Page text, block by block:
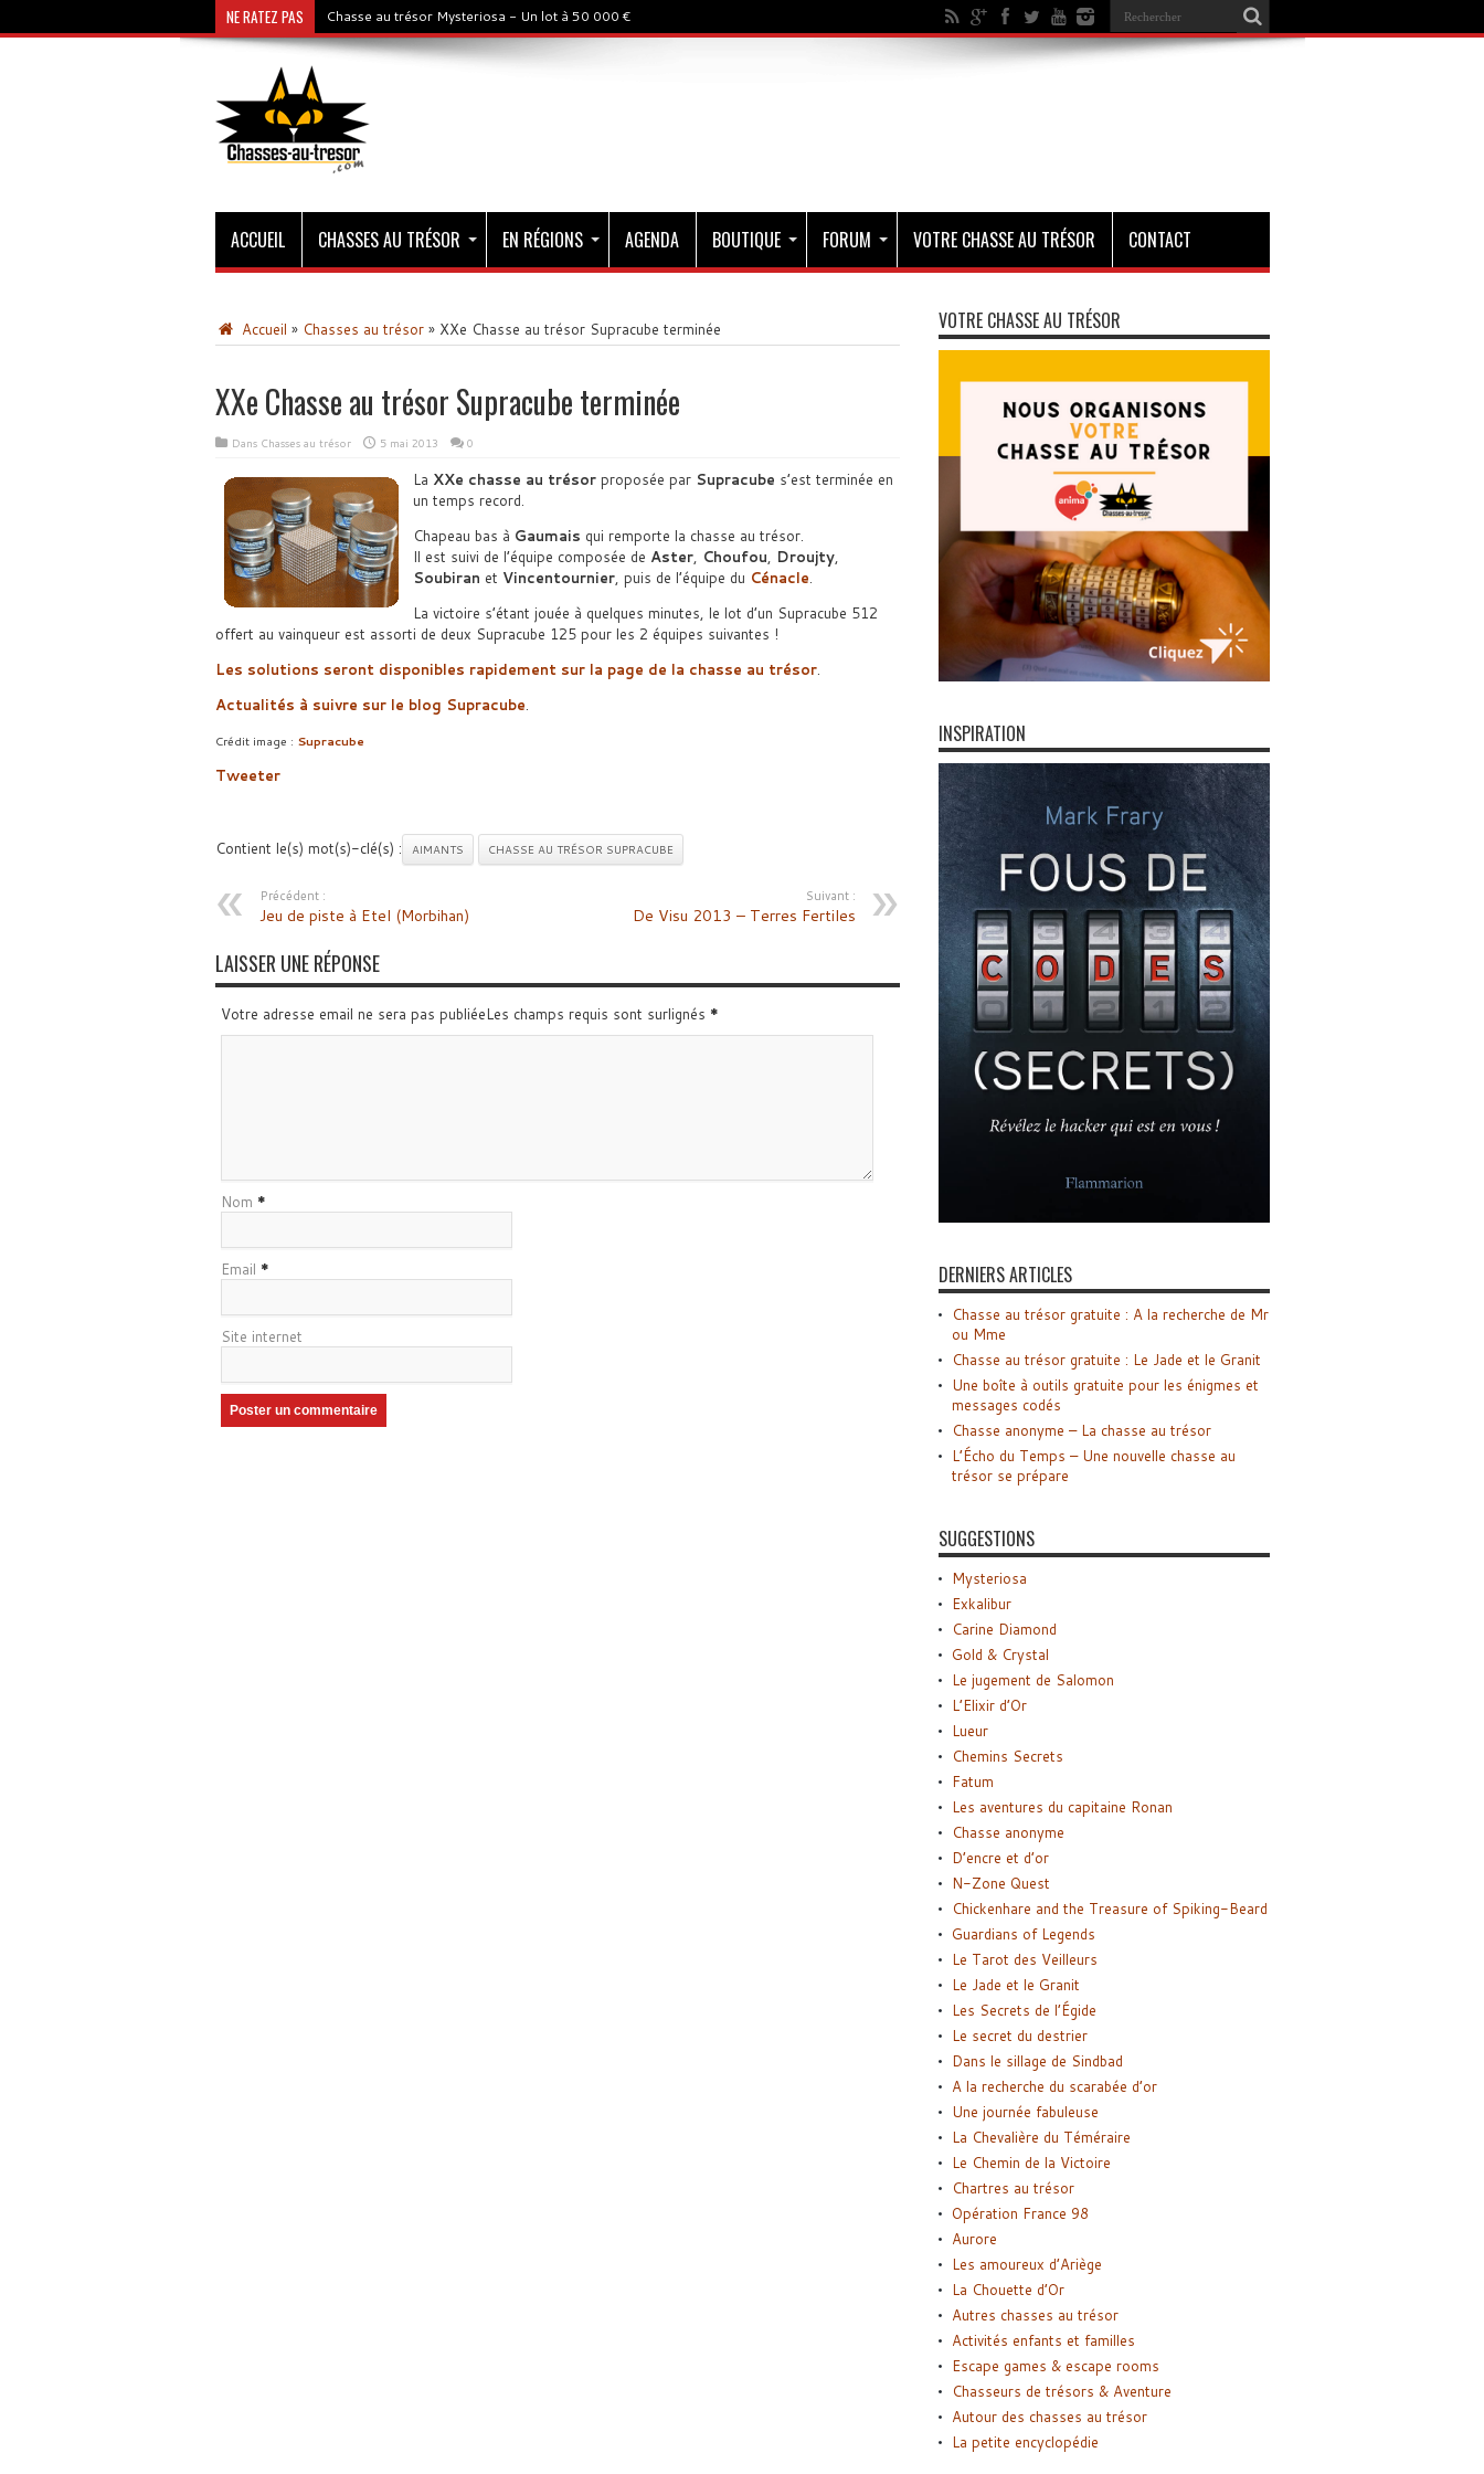
NE RATEZ PAS Chasse au trésor Mysteriosa - Un lot à 50 000 €
ACCUEIL CHASSES AU TRÉSOR EN RÉGIONS AGENDA BOUTIQUE FORUM VOTRE CHASSE AU TRÉSOR CONTACT
Accueil » Chasses au trésor » XXe Chasse au trésor Supracube terminée
XXe Chasse au trésor Supracube terminée
Dans Chasses au trésor 5 mai 2013 0
La XXe chasse au trésorproposée par Supracube s’est terminée en
un temps record.
Chapeau bas à Gaumais qui remporte la chasse au trésor.
Il est suivi de l’équipe composée de Aster, Choufou, Droujty,
Soubiran et Vincentournier, puis de l’équipe du Cénacle.
La victoire s’étant jouée à quelques minutes, le lot d’un Supracube 512
offert au vainqueur est assorti de deux Supracube 125 pour les 2 équipes suivantes !
Les solutions seront disponibles rapidement sur la page de la chasse au trésor.
Actualités à suivre sur le blog Supracube.
Crédit image : Supracube
Tweeter
Contient le(s) mot(s)-clé(s) : AIMANTS CHASSE AU TRÉSOR SUPRACUBE
Précédent :
Jeu de piste à Etel (Morbihan)
Suivant :
De Visu 2013 – Terres Fertiles
LAISSER UNE RÉPONSE
Votre adresse email ne sera pas publiéeLes champs requis sont surlignés *
Nom *
Email *
Site internet
VOTRE CHASSE AU TRÉSOR
INSPIRATION
DERNIERS ARTICLES
Chasse au trésor gratuite : A la recherche de Mr
ou Mme
Chasse au trésor gratuite : Le Jade et le Granit
Une boîte à outils gratuite pour les énigmes et
messages codés
Chasse anonyme – La chasse au trésor
L’Écho du Temps – Une nouvelle chasse au
trésor se prépare
SUGGESTIONS
Mysteriosa
Exkalibur
Carine Diamond
Gold & Crystal
Le jugement de Salomon
L’Elixir d’Or
Lueur
Chemins Secrets
Fatum
Les aventures du capitaine Ronan
Chasse anonyme
D’encre et d’or
N-Zone Quest
Chickenhare and the Treasure of Spiking-Beard
Guardians of Legends
Le Tarot des Veilleurs
Le Jade et le Granit
Les Secrets de l’Égide
Le secret du destrier
Dans le sillage de Sindbad
A la recherche du scarabée d’or
Une journée fabuleuse
La Chevalière du Téméraire
Le Chemin de la Victoire
Chartres au trésor
Opération France 98
Aurore
Les amoureux d’Ariège
La Chouette d’Or
Autres chasses au trésor
Activités enfants et familles
Escape games & escape rooms
Chasseurs de trésors & Aventure
Autour des chasses au trésor
La petite encyclopédie